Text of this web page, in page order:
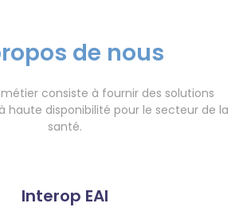
de nous
consiste à fournir des solutions
haute disponibilité pour le secteur de la
santé.
Interop EAI